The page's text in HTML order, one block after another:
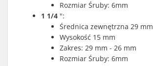
Rozmiar Śruby: 6mm
1 1/4 ":
Średnica zewnętrzna 29 mm
Wysokość 15 mm
Zakres: 29 mm - 26 mm
Rozmiar Śruby: 6mm